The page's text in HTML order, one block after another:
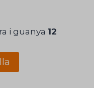
i guanya 12